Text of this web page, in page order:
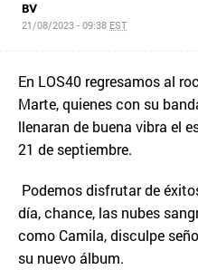
BV
21/08/2023 - 09:38 EST
En LOS40 regresamos al
Marte, quienes con su
llenaran de buena vibra el
21 de septiembre.
Podemos disfrutar de
día, chance, las nubes
como Camila, disculpe
su nuevo álbum.